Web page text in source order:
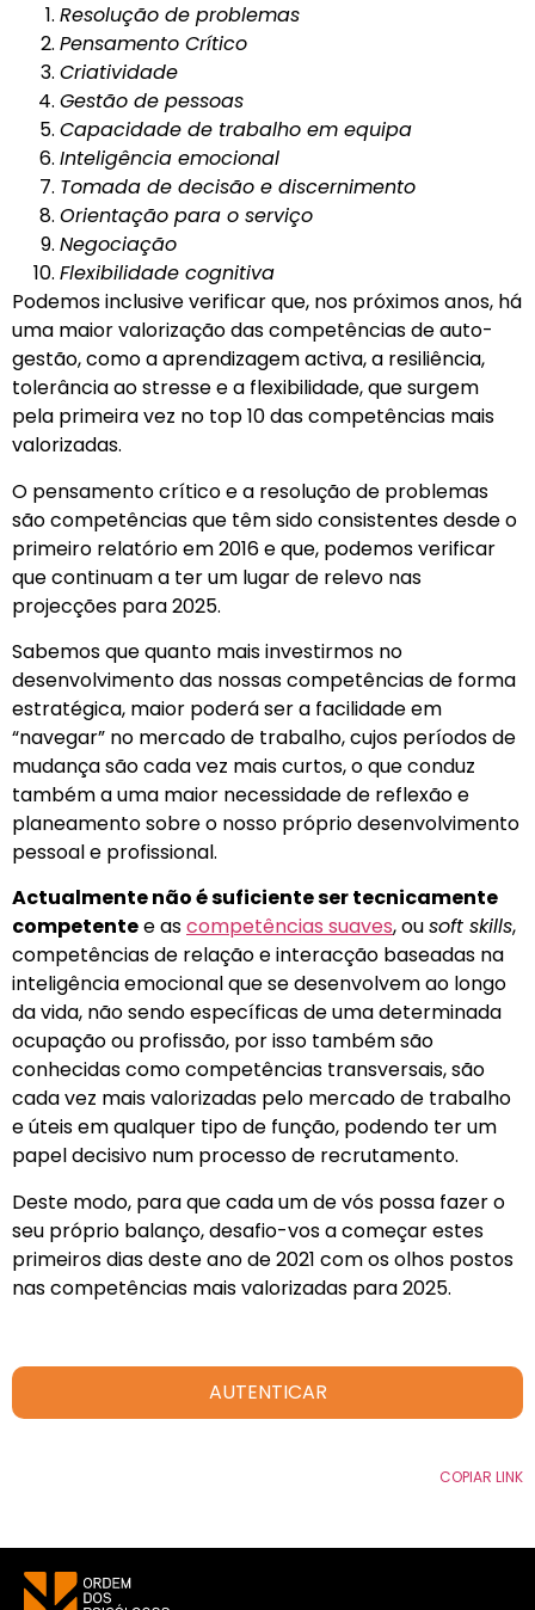
Resolução de problemas
Pensamento Crítico
Criatividade
Gestão de pessoas
Capacidade de trabalho em equipa
Inteligência emocional
Tomada de decisão e discernimento
Orientação para o serviço
Negociação
Flexibilidade cognitiva
Podemos inclusive verificar que, nos próximos anos, há
uma maior valorização das competências de auto-
gestão, como a aprendizagem activa, a resiliência,
tolerância ao stresse e a flexibilidade, que surgem
pela primeira vez no top 10 das competências mais
valorizadas.
O pensamento crítico e a resolução de problemas
são competências que têm sido consistentes desde o
primeiro relatório em 2016 e que, podemos verificar
que continuam a ter um lugar de relevo nas
projecções para 2025.
Sabemos que quanto mais investirmos no
desenvolvimento das nossas competências de forma
estratégica, maior poderá ser a facilidade em
“navegar” no mercado de trabalho, cujos períodos de
mudança são cada vez mais curtos, o que conduz
também a uma maior necessidade de reflexão e
planeamento sobre o nosso próprio desenvolvimento
pessoal e profissional.
Actualmente não é suficiente ser tecnicamente
competentee ascompetências suaves, ousoft skills,
competências de relação e interacção baseadas na
inteligência emocional que se desenvolvem ao longo
da vida, não sendo específicas de uma determinada
ocupação ou profissão, por isso também são
conhecidas como competências transversais, são
cada vez mais valorizadas pelo mercado de trabalho
e úteis em qualquer tipo de função, podendo ter um
papel decisivo num processo de recrutamento.
Deste modo, para que cada um de vós possa fazer o
seu próprio balanço, desafio-vos a começar estes
primeiros dias deste ano de 2021 com os olhos postos
nas competências mais valorizadas para 2025.
AUTENTICAR
COPIAR LINK